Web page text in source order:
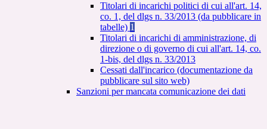
Titolari di incarichi politici di cui all'art. 14,
co. 1, del dlgs n. 33/2013 (da pubblicare in
tabelle) 1
Titolari di incarichi di amministrazione, di
direzione o di governo di cui all'art. 14, co.
1-bis, del dlgs n. 33/2013
Cessati dall'incarico (documentazione da
pubblicare sul sito web)
Sanzioni per mancata comunicazione dei dati